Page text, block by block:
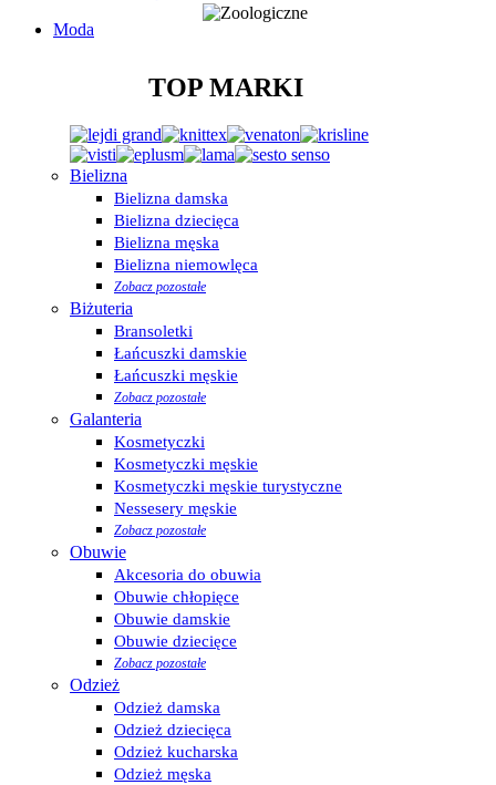
Moda
TOP MARKI
Bielizna
Bielizna damska
Bielizna dziecięca
Bielizna męska
Bielizna niemowlęca
Zobacz pozostałe
Biżuteria
Bransoletki
Łańcuszki damskie
Łańcuszki męskie
Zobacz pozostałe
Galanteria
Kosmetyczki
Kosmetyczki męskie
Kosmetyczki męskie turystyczne
Nessesery męskie
Zobacz pozostałe
Obuwie
Akcesoria do obuwia
Obuwie chłopięce
Obuwie damskie
Obuwie dziecięce
Zobacz pozostałe
Odzież
Odzież damska
Odzież dziecięca
Odzież kucharska
Odzież męska